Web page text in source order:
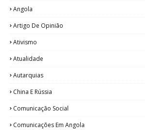
Angola
Artigo De Opinião
Ativismo
Atualidade
Autarquias
China E Rússia
Comunicação Social
Comunicações Em Angola